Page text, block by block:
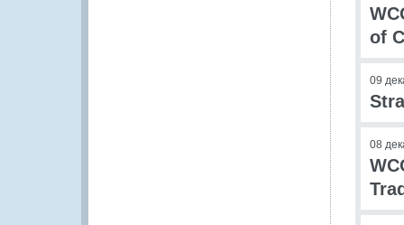
of
09
08